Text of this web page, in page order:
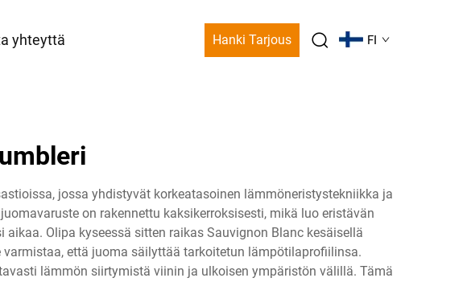
yhteyttä Hanki Tarjous FI
jossa yhdistyvät korkeatasoinen lämmöneristystekniikka ja
on rakennettu kaksikerroksisesti, mikä luo eristävän
Olipa kyseessä sitten raikas Sauvignon Blanc kesäisellä
että juoma säilyttää tarkoitetun lämpötilaprofiilinsa.
lämmön siirtymistä viinin ja ulkoisen ympäristön välillä. Tämä